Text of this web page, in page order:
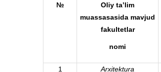
№
Oliy ta’lim
muassasasida mavjud
fakultetlar
nomi
1 Arxitektura